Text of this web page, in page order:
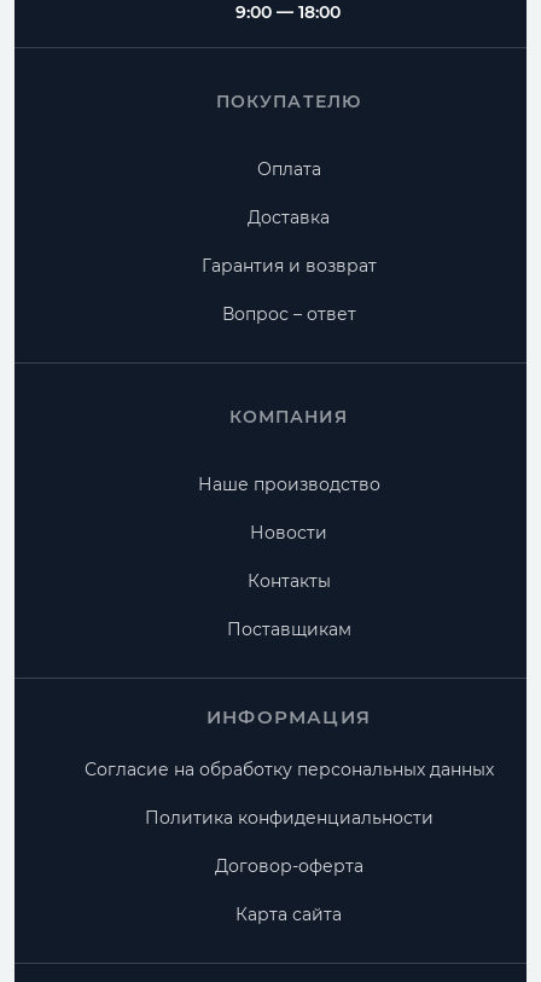
9:00 — 18:00
ПОКУПАТЕЛЮ
Оплата
Доставка
Гарантия и возврат
Вопрос – ответ
КОМПАНИЯ
Наше производство
Новости
Контакты
Поставщикам
ИНФОРМАЦИЯ
Согласие на обработку персональных данных
Политика конфиденциальности
Договор-оферта
Карта сайта